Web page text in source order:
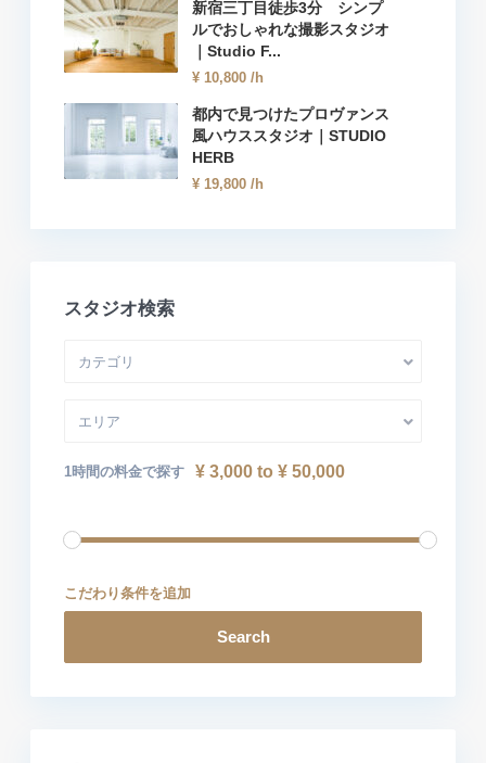
新宿三丁目徒歩3分 シンプ
ルでおしゃれな撮影スタジオ
｜Studio F...
¥ 10,800 /h
都内で見つけたプロヴァンス
風ハウススタジオ｜STUDIO
HERB
¥ 19,800 /h
スタジオ検索
カテゴリ
エリア
1時間の料金で探す ¥ 3,000 to ¥ 50,000
こだわり条件を追加
Search